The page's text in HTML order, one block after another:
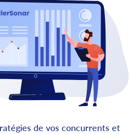
de vos concurrents et